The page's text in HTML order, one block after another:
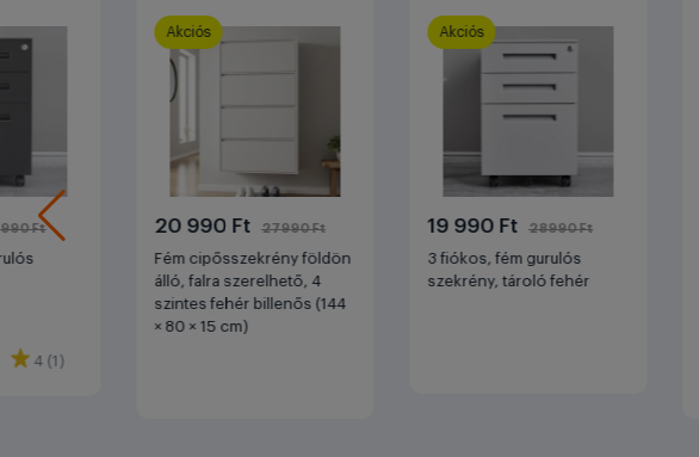
Ft
4 (1)
Akciós
20 990 Ft 27990 Ft
Fém cipősszekrény földön
álló, falra szerelhető, 4
szintes fehér billenős (144
× 80 × 15 cm)
Akciós
19 990 Ft 28990 Ft
3 fiókos, fém gurulós
szekrény, tároló fehér